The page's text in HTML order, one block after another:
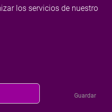
los servicios de nuestro
Guardar